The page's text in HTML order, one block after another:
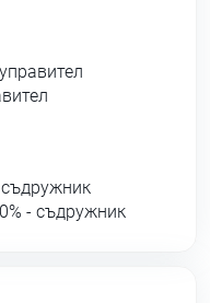
съдружник
- съдружник